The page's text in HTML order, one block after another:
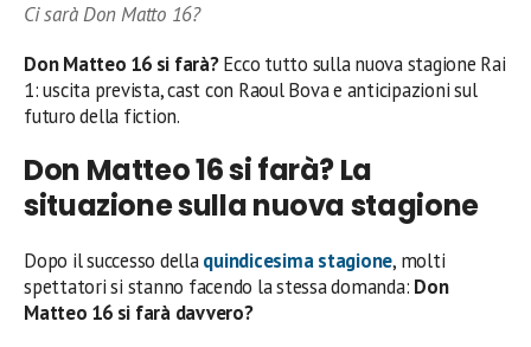
Ci sarà Don Matto 16?
Don Matteo 16 si farà?Ecco tutto sulla nuova stagione Rai
1: uscita prevista, cast con Raoul Bova e anticipazioni sul
futuro della fiction.
Don Matteo 16 si farà? La
situazione sulla nuova stagione
Dopo il successo dellaquindicesima stagione, molti
spettatori si stanno facendo la stessa domanda: Don
Matteo 16 si farà davvero?